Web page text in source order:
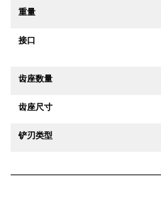
重量
接口
齿座数量
齿座尺寸
铲刃类型